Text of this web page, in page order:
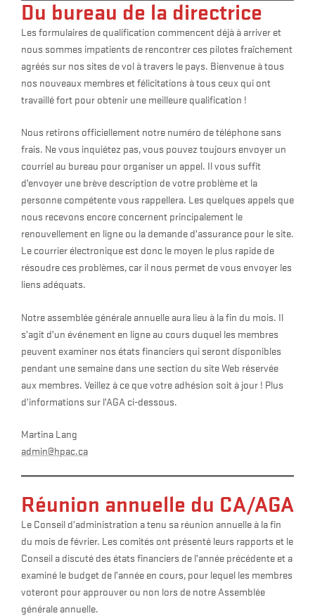
Du bureau de la directrice
Les formulaires de qualification commencent déjà à arriver et
nous sommes impatients de rencontrer ces pilotes fraîchement
agréés sur nos sites de vol à travers le pays. Bienvenue à tous
nos nouveaux membres et félicitations à tous ceux qui ont
travaillé fort pour obtenir une meilleure qualification !
Nous retirons officiellement notre numéro de téléphone sans
frais. Ne vous inquiétez pas, vous pouvez toujours envoyer un
courriel au bureau pour organiser un appel. Il vous suffit
d’envoyer une brève description de votre problème et la
personne compétente vous rappellera. Les quelques appels que
nous recevons encore concernent principalement le
renouvellement en ligne ou la demande d’assurance pour le site.
Le courrier électronique est donc le moyen le plus rapide de
résoudre ces problèmes, car il nous permet de vous envoyer les
liens adéquats.
Notre assemblée générale annuelle aura lieu à la fin du mois. Il
s’agit d’un événement en ligne au cours duquel les membres
peuvent examiner nos états financiers qui seront disponibles
pendant une semaine dans une section du site Web réservée
aux membres. Veillez à ce que votre adhésion soit à jour ! Plus
d’informations sur l’AGA ci-dessous.
Martina Lang
admin@hpac.ca
Réunion annuelle du CA/AGA
Le Conseil d’administration a tenu sa réunion annuelle à la fin
du mois de février. Les comités ont présenté leurs rapports et le
Conseil a discuté des états financiers de l’année précédente et a
examiné le budget de l’année en cours, pour lequel les membres
voteront pour approuver ou non lors de notre Assemblée
générale annuelle.